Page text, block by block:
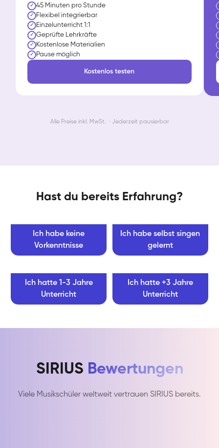
✓ 45 Minuten pro Stunde
✓ Flexibel integrierbar
✓ Einzelunterricht 1:1
✓ Geprüfte Lehrkräfte
✓ Kostenlose Materialien
✓ Pause möglich
Kostenlos testen
Alle Preise inkl. MwSt. · Jederzeit pausierbar
Hast du bereits Erfahrung?
Ich habe keine
Vorkenntnisse
Ich habe selbst singen
gelernt
Ich hatte 1-3 Jahre
Unterricht
Ich hatte +3 Jahre
Unterricht
SIRIUS Bewertungen
Viele Musikschüler weltweit vertrauen SIRIUS bereits.